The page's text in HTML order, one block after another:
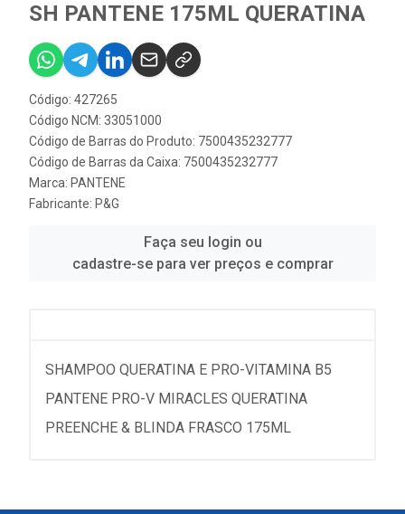
SH PANTENE 175ML QUERATINA
Código: 427265
Código NCM: 33051000
Código de Barras do Produto: 7500435232777
Código de Barras da Caixa: 7500435232777
Marca: PANTENE
Fabricante: P&G
Faça seu login ou
cadastre-se para ver preços e comprar
SHAMPOO QUERATINA E PRO-VITAMINA B5
PANTENE PRO-V MIRACLES QUERATINA
PREENCHE & BLINDA FRASCO 175ML